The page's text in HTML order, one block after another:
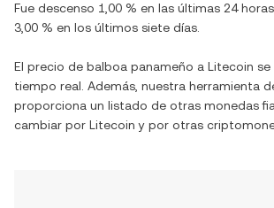
Fue descenso 1,00 % en las últimas 24
3,00 % en los últimos siete días.
El precio de balboa panameño a Litecoin se
tiempo real. Además, nuestra herramienta
proporciona un listado de otras monedas
cambiar por Litecoin y por otras